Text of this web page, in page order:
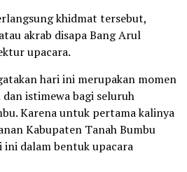
khidmat tersebut,
akrab disapa Bang Arul
upacara.
hari ini merupakan momen
istimewa bagi seluruh
Karena untuk pertama kalinya
Kabupaten Tanah Bumbu
dalam bentuk upacara